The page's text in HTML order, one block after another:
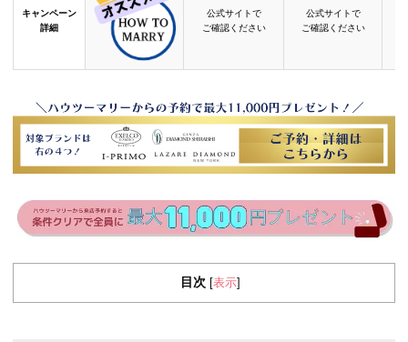
キャンペーン
詳細
公式サイトで
ご確認ください
公式サイトで
ご確認ください
目次 表示